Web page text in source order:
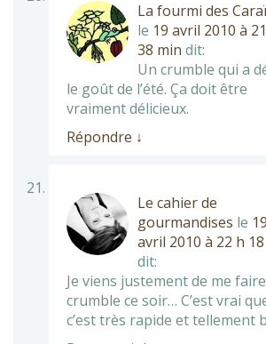
La fourmi des
le 19 avril 2010 à
38 min dit:
Un crumble qui a
le goût de l’été. Ça doit être
vraiment délicieux.
Répondre ↓
Le cahier de
gourmandises le 19
avril 2010 à 22 h
dit:
Je viens justement de me
crumble ce soir… C’est vrai
c’est très rapide et tellement